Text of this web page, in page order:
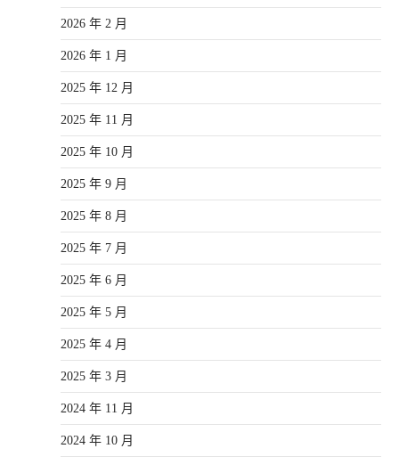
2026 年 2 月
2026 年 1 月
2025 年 12 月
2025 年 11 月
2025 年 10 月
2025 年 9 月
2025 年 8 月
2025 年 7 月
2025 年 6 月
2025 年 5 月
2025 年 4 月
2025 年 3 月
2024 年 11 月
2024 年 10 月